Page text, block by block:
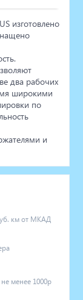
изготовлено
два рабочих
широкими
по
и
км от МКАД
менее 1000р